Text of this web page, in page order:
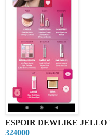
ESPOIR DEWLIKE JELLO
324000